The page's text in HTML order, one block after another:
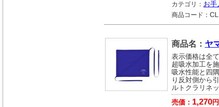
カテゴリ： お手
商品コード：
商品名： ヤ
表示価格は全
超吸水加工を
吸水性能と四
り反対側から
ルトクラリネ
売価： 1,270 円